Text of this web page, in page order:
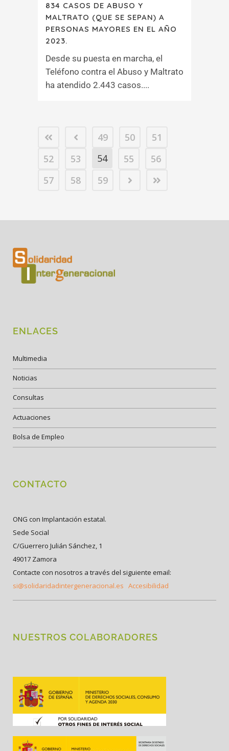
834 CASOS DE ABUSO Y
MALTRATO (QUE SE SEPAN) A
PERSONAS MAYORES EN EL AÑO
2023.
Desde su puesta en marcha, el
Teléfono contra el Abuso y Maltrato
ha atendido 2.443 casos....
49 50
51
52
53 54 55
56
57
58 59
ENLACES
Multimedia
Noticias
Consultas
Actuaciones
Bolsa de Empleo
CONTACTO
ONG con Implantación estatal.
Sede Social
C/Guerrero Julián Sánchez, 1
49017 Zamora
Contacte con nosotros a través del siguiente email:
si@solidaridadintergeneracional.es Accesibilidad
NUESTROS COLABORADORES